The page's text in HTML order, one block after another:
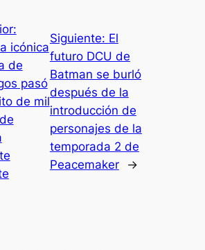
icónica
de
pasó
de mil
Siguiente: El
futuro DCU de
Batman se burló
después de la
introducción de
personajes de la
temporada 2 de
Peacemaker
→